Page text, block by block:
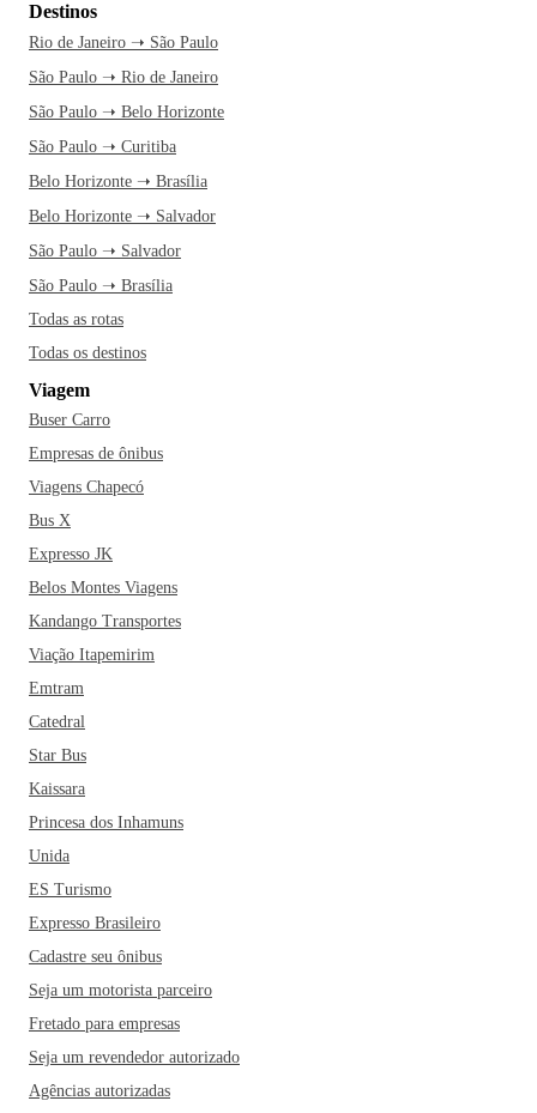
Destinos
Rio de Janeiro ➝ São Paulo
São Paulo ➝ Rio de Janeiro
São Paulo ➝ Belo Horizonte
São Paulo ➝ Curitiba
Belo Horizonte ➝ Brasília
Belo Horizonte ➝ Salvador
São Paulo ➝ Salvador
São Paulo ➝ Brasília
Todas as rotas
Todas os destinos
Viagem
Buser Carro
Empresas de ônibus
Viagens Chapecó
Bus X
Expresso JK
Belos Montes Viagens
Kandango Transportes
Viação Itapemirim
Emtram
Catedral
Star Bus
Kaissara
Princesa dos Inhamuns
Unida
ES Turismo
Expresso Brasileiro
Cadastre seu ônibus
Seja um motorista parceiro
Fretado para empresas
Seja um revendedor autorizado
Agências autorizadas